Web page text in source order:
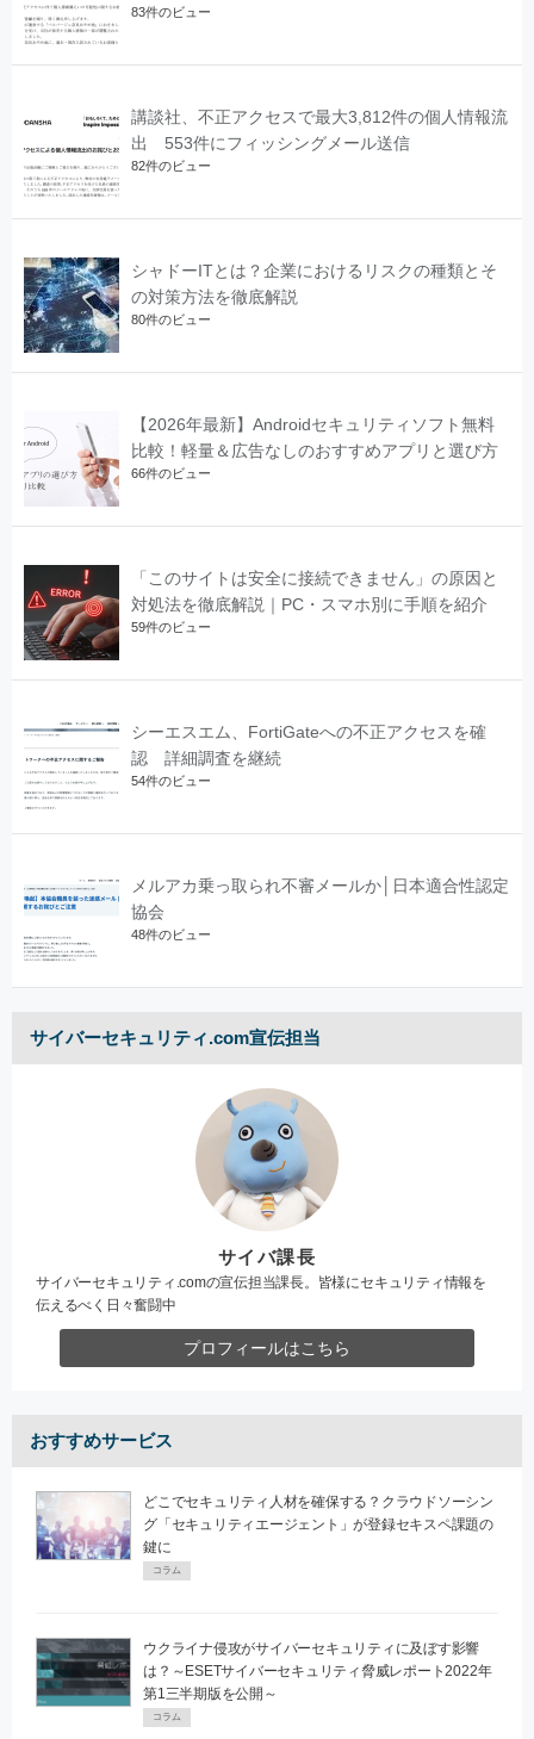
83件のビュー
講談社、不正アクセスで最大3,812件の個人情報流
出 553件にフィッシングメール送信
82件のビュー
シャドーITとは？企業におけるリスクの種類とそ
の対策方法を徹底解説
80件のビュー
【2026年最新】Androidセキュリティソフト無料
比較！軽量＆広告なしのおすすめアプリと選び方
66件のビュー
「このサイトは安全に接続できません」の原因と
対処法を徹底解説｜PC・スマホ別に手順を紹介
59件のビュー
シーエスエム、FortiGateへの不正アクセスを確
認 詳細調査を継続
54件のビュー
メルアカ乗っ取られ不審メールか│日本適合性認定
協会
48件のビュー
サイバーセキュリティ.com宣伝担当
サイバ課長
サイバーセキュリティ.comの宣伝担当課長。皆様にセキュリティ情報を
伝えるべく日々奮闘中
プロフィールはこちら
おすすめサービス
どこでセキュリティ人材を確保する？クラウドソーシン
グ「セキュリティエージェント」が登録セキスペ課題の
鍵に
コラム
ウクライナ侵攻がサイバーセキュリティに及ぼす影響
は？～ESETサイバーセキュリティ脅威レポート2022年
第1三半期版を公開～
コラム